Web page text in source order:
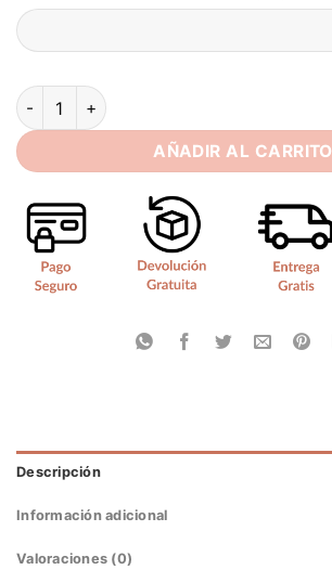
Vestido de Novia Estilo Vintage cantidad
AÑADIR AL CARRITO
Descripción
Información adicional
Valoraciones (0)